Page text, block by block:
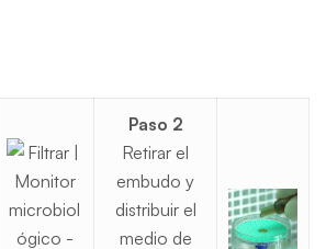
Paso 2
Retirar el
embudo y
distribuir el
medio de